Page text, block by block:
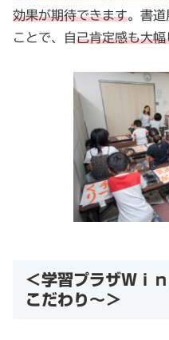
効果が期待できます。書道
ことで、自己肯定感も大幅
＜学習プラザＷｉ
こだわり～＞